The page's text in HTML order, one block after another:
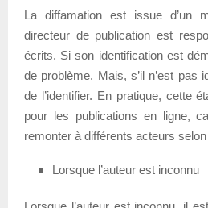
La diffamation est issue d’un
directeur de publication est
écrits. Si son identification est
de problème. Mais, s’il n’est pas
de l’identifier. En pratique, cette
pour les publications en ligne,
remonter à différents acteurs
Lorsque l’auteur est inconnu